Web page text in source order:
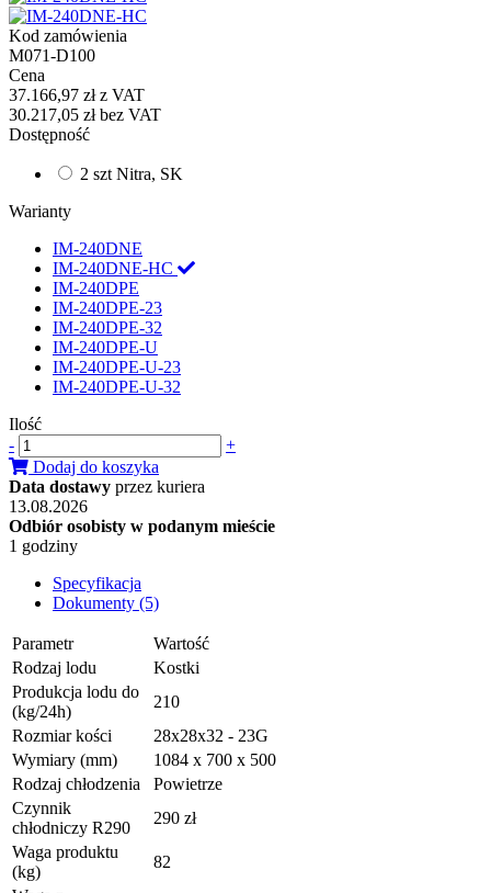
Kod zamówienia
M071-D100
Cena
37.166,97 złz VAT
30.217,05 złbez VAT
Dostępność
2 szt Nitra, SK
Warianty
IM-240DNE
IM-240DNE-HC
IM-240DPE
IM-240DPE-23
IM-240DPE-32
IM-240DPE-U
IM-240DPE-U-23
IM-240DPE-U-32
Ilość
-
+
Dodaj do koszyka
Data dostawy przez kuriera
13.08.2026
Odbiór osobisty w podanym mieście
1 godziny
Specyfikacja
Dokumenty (5)
Parametr
Wartość
Rodzaj lodu
Kostki
Produkcja lodu do
(kg/24h)
210
Rozmiar kości
28x28x32 - 23G
Wymiary (mm)
1084 x 700 x 500
Rodzaj chłodzenia
Powietrze
Czynnik
chłodniczy R290
290 zł
Waga produktu
(kg)
82